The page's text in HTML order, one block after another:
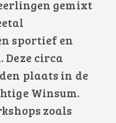
gemixt
sportief en
Deze circa
plaats in de
Winsum.
zoals